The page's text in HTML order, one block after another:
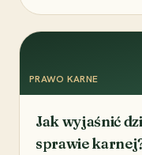
PRAWO KARNE
Jak wyjaśnić
sprawie